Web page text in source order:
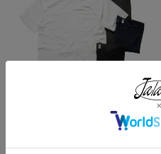
ロサンゼルスアパレル LOSANGE
LES APPAREL 1809GD 6.5オンス
半袖 ガーメントダイ ポケットTシ
¥3,990